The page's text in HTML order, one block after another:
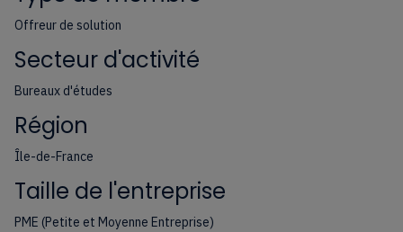
Offreur de solution
Secteur d'activité
Bureaux d'études
Région
Île-de-France
Taille de l'entreprise
PME (Petite et Moyenne Entreprise)